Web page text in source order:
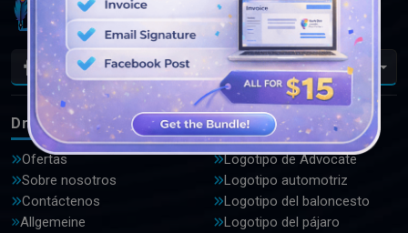
Es
DrawLogo
Ofertas
Sobre nosotros
Contáctenos
Allgemeine
Logotipos
Logotipo de Advocate
Logotipo automotriz
Logotipo del baloncesto
Logotipo del pájaro